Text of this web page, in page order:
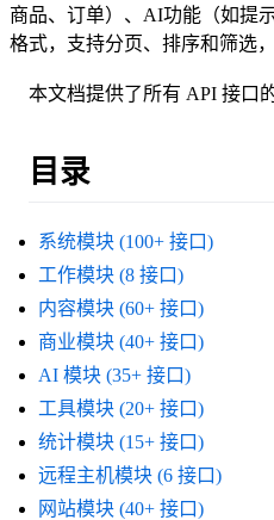
商品、订单）、AI功能（如提
格式，支持分页、排序和筛选
本文档提供了所有 API 接口
目录
系统模块 (100+ 接口)
工作模块 (8 接口)
内容模块 (60+ 接口)
商业模块 (40+ 接口)
AI 模块 (35+ 接口)
工具模块 (20+ 接口)
统计模块 (15+ 接口)
远程主机模块 (6 接口)
网站模块 (40+ 接口)